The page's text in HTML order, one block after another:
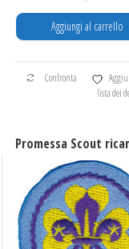
Aggiungi al carrello
Confronta
lista dei
Promessa Scout